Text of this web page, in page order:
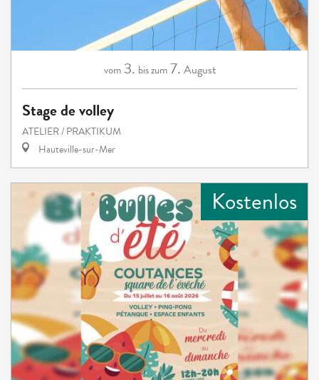
vom 3. bis zum 7. August
Stage de volley
ATELIER / PRAKTIKUM
Hauteville-sur-Mer
Kostenlos